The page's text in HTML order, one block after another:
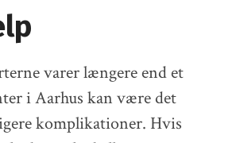
varer længere end et
i Aarhus kan være det
komplikationer. Hvis